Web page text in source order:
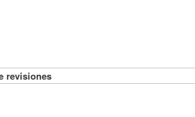
revisiones